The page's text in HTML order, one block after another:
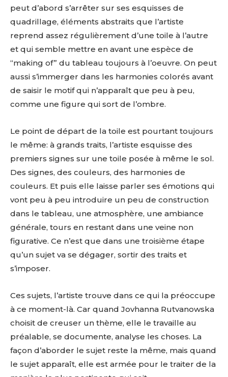
peut d’abord s’arrêter sur ses esquisses de
quadrillage, éléments abstraits que l’artiste
reprend assez régulièrement d’une toile à l’autre
et qui semble mettre en avant une espèce de
“making of” du tableau toujours à l’oeuvre. On peut
aussi s’immerger dans les harmonies colorés avant
de saisir le motif qui n’apparaît que peu à peu,
comme une figure qui sort de l’ombre.
Le point de départ de la toile est pourtant toujours
le même: à grands traits, l’artiste esquisse des
premiers signes sur une toile posée à même le sol.
Des signes, des couleurs, des harmonies de
couleurs. Et puis elle laisse parler ses émotions qui
vont peu à peu introduire un peu de construction
dans le tableau, une atmosphère, une ambiance
générale, tours en restant dans une veine non
figurative. Ce n’est que dans une troisième étape
qu’un sujet va se dégager, sortir des traits et
s’imposer.
Ces sujets, l’artiste trouve dans ce qui la préoccupe
à ce moment-là. Car quand Jovhanna Rutvanowska
choisit de creuser un thème, elle le travaille au
préalable, se documente, analyse les choses. La
façon d’aborder le sujet reste la même, mais quand
le sujet apparaît, elle est armée pour le traiter de la